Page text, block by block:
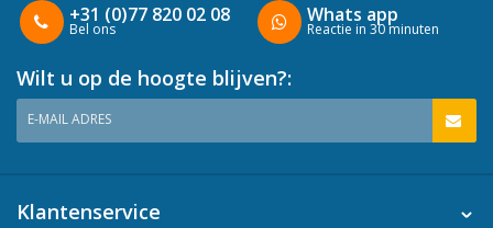
+31 (0)77 820 02 08
Bel ons
Whats app
Reactie in 30 minuten
Wilt u op de hoogte blijven?:
E-MAIL ADRES
Klantenservice